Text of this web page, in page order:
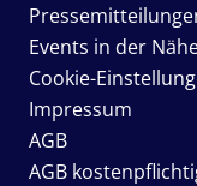
Events in der
Cookie-
Impressum
AGB
AGB